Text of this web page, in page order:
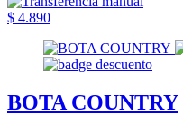
$ 4.890
BOTA COUNTRY